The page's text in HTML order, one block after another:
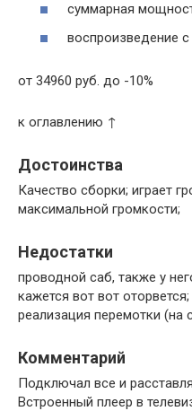
суммарная
воспроизведение с
от 34960 руб. до -10%
к оглавлению ↑
Достоинства
Качество сборки; играет
максимальной громкости;
Недостатки
проводной саб, также у
кажется вот вот
реализация перемотки (на
Комментарий
Подключал все и
Встроенный плеер в